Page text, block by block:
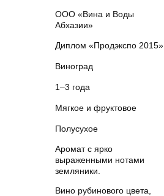
ООО «Вина и Воды
Абхазии»
Диплом «Продэкспо 2015»
Виноград
1–3 года
Мягкое и фруктовое
Полусухое
Аромат с ярко
выраженными нотами
земляники.
Вино рубинового цвета,